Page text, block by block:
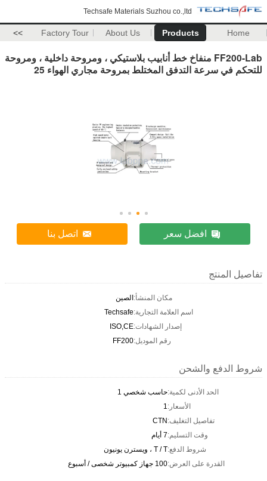
Techsafe Materials Suzhou co.,ltd
Home
Products
About Us
Factory Tour
>>
FF200-Lab منفاخ خط أنابيب بلاستيكي ، ومروحة داخلية ، ومروحة
للتحكم في سرعة التدفق المختلط بمروحة مجاري الهواء 25
افضل سعر اتصل بنا
تفاصيل المنتج
مكان المنشأ:الصين
اسم العلامة التجارية:Techsafe
إصدار الشهادات:ISO,CE
رقم الموديل:FF200
شروط الدفع والشحن
الحد الأدنى لكمية:حاسب شخصي 1
الأسعار:1
تفاصيل التغليف:CTN
وقت التسليم:7 أيام
شروط الدفع:T / T ، ويسترن يونيون
القدرة على العرض:100 جهاز كمبيوتر شخصى / أسبوع